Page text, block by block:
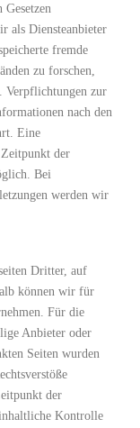
als Diensteanbieter
fremde
zu forschen,
Verpflichtungen zur
nach den
Eine
der
Bei
werden wir
Dritter, auf
können wir für
Für die
Anbieter oder
Seiten wurden
der
Kontrolle